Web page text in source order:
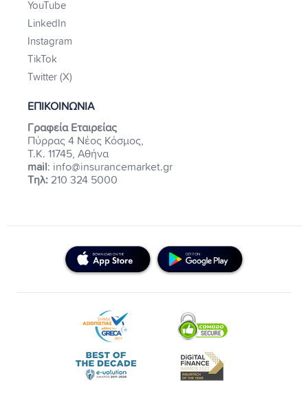
YouTube
LinkedIn
Instagram
TikTok
Twitter (X)
ΕΠΙΚΟΙΝΩΝΙΑ
Γραφεία Εταιρείας
Πύρρας 4 Νέος Κόσμος,
Τ.Κ. 11745, Αθήνα
mail: info@insurancemarket.gr
Τηλ: 210 324 5000